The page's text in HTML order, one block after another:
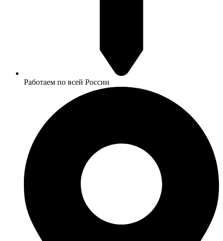
Работаем по всей России